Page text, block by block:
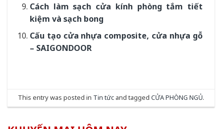
Cách làm sạch cửa kính phòng tắm tiết
kiệm và sạch bong
Cấu tạo cửa nhựa composite, cửa nhựa gỗ
– SAIGONDOOR
This entry was posted in Tin tức and tagged CỬA PHÒNG NGỦ.